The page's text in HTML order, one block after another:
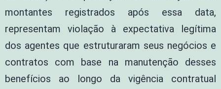
montantes registrados após essa data,
representam violação à expectativa legítima
dos agentes que estruturaram seus negócios e
contratos com base na manutenção desses
benefícios ao longo da vigência contratual